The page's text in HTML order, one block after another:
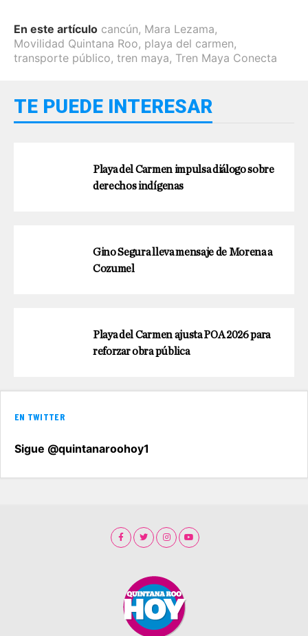
En este artículo cancún, Mara Lezama,
Movilidad Quintana Roo, playa del carmen,
transporte público, tren maya, Tren Maya Conecta
TE PUEDE INTERESAR
Playa del Carmen impulsa diálogo sobre
derechos indígenas
Gino Segura lleva mensaje de Morena a
Cozumel
Playa del Carmen ajusta POA 2026 para
reforzar obra pública
EN TWITTER
Sigue @quintanaroohoy1